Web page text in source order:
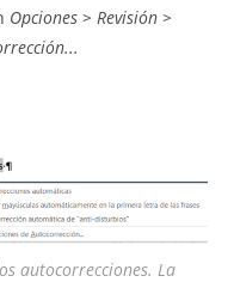
Opciones > Revisión >
autocorrecciones. La